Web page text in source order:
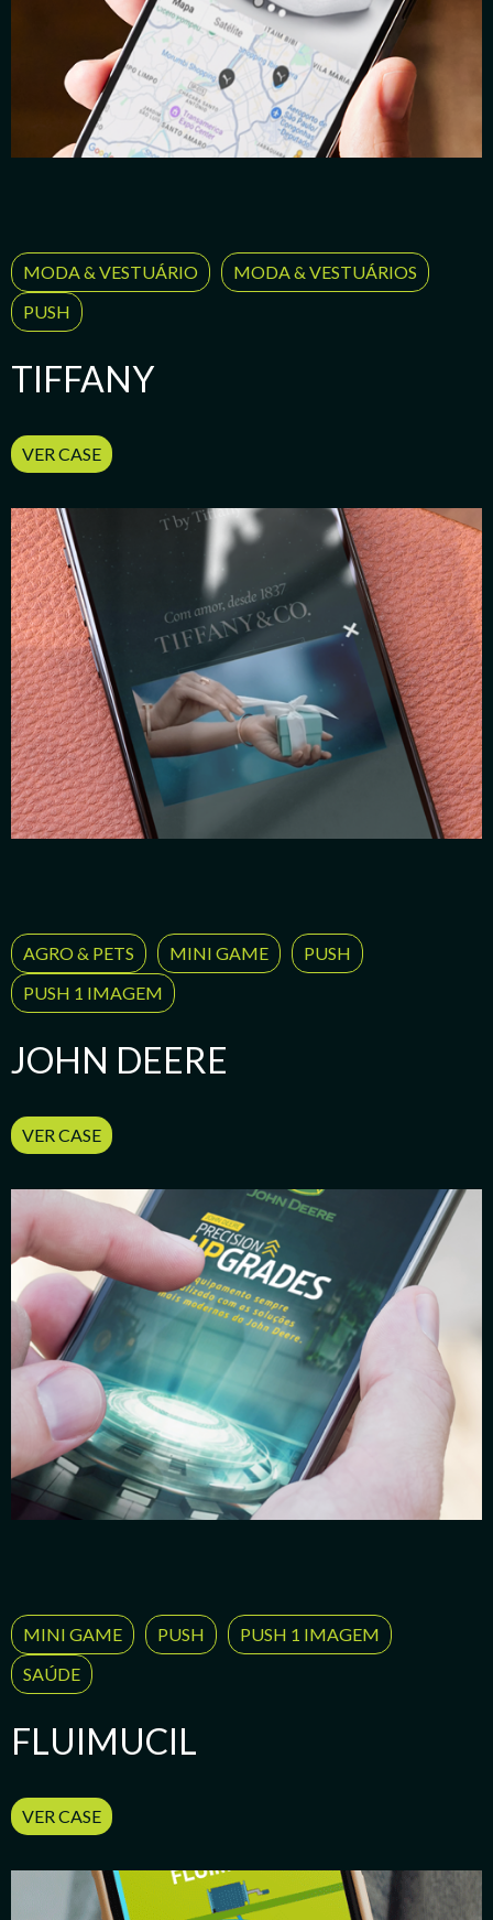
MODA & VESTUÁRIO
MODA & VESTUÁRIOS
PUSH
TIFFANY
VER CASE
AGRO & PETS MINI GAME
PUSH
PUSH 1 IMAGEM
JOHN DEERE
VER CASE
MINI GAME PUSH
PUSH 1 IMAGEM
SAÚDE
FLUIMUCIL
VER CASE